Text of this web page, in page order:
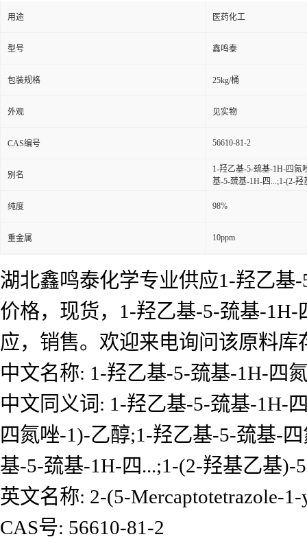
用途 医药化工
型号 鑫鸣泰
包装规格 25kg/桶
外观 见实物
CAS编号 56610-81-2
别名
1-羟乙基-5-巯基-1H-四氮
基-5-巯基-1H-四...;1-(2-
纯度 98%
重金属 10ppm
湖北鑫鸣泰化学专业供应1-羟乙基
价格，现货，1-羟乙基-5-巯基-
应，销售。欢迎来电询问该原料库
中文名称: 1-羟乙基-5-巯基-1H-四
中文同义词: 1-羟乙基-5-巯基-1H-
四氮唑-1)-乙醇;1-羟乙基-5-巯基-
基-5-巯基-1H-四...;1-(2-羟基乙基)-
英文名称: 2-(5-Mercaptotetrazole-
CAS号: 56610-81-2